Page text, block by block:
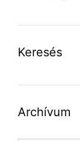
Keresés
Archívum